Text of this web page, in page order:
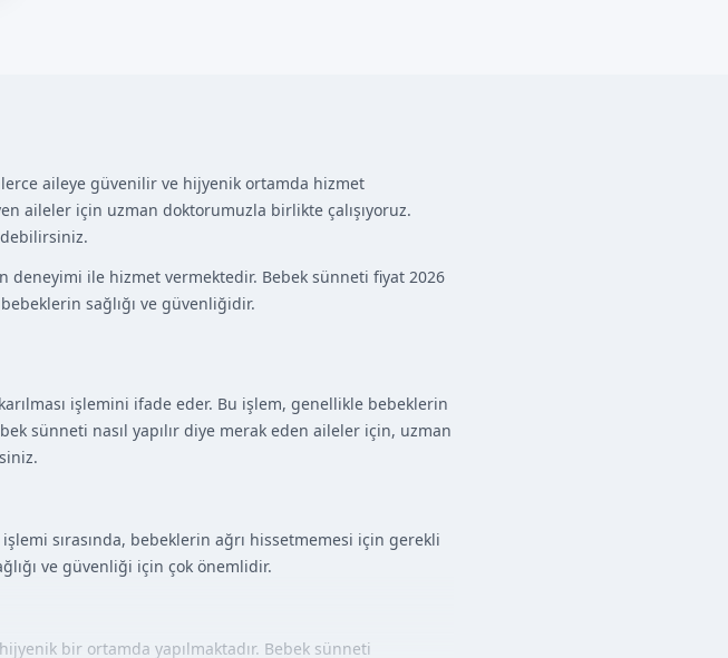
aileye güvenilir ve hijyenik ortamda hizmet
aileler için uzman doktorumuzla birlikte çalışıyoruz.
deneyimi ile hizmet vermektedir. Bebek sünneti fiyat 2026
sağlığı ve güvenliğidir.
işlemini ifade eder. Bu işlem, genellikle bebeklerin
sünneti nasıl yapılır diye merak eden aileler için, uzman
sırasında, bebeklerin ağrı hissetmemesi için gerekli
ve güvenliği için çok önemlidir.
bir ortamda yapılmaktadır. Bebek sünneti